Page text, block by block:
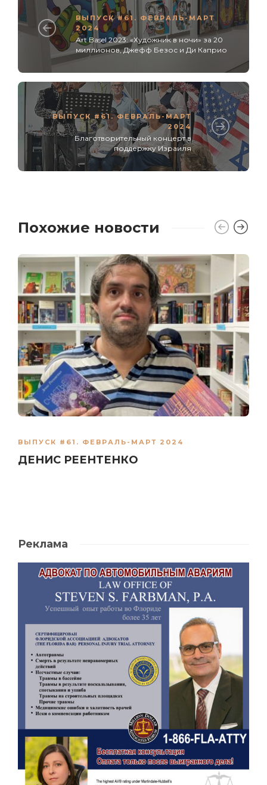
ВЫПУСК #61. ФЕВРАЛЬ-МАРТ
2024
Art Basel 2023: «Художник в ночи» за 20
миллионов, Джефф Безос и Ди Каприо
ВЫПУСК #61. ФЕВРАЛЬ-МАРТ
2024
Благотворительный концерт в
поддержку Израиля
Похожие новости
ВЫПУСК #61. ФЕВРАЛЬ-МАРТ 2024
ДЕНИС РЕЕНТЕНКО
Реклама